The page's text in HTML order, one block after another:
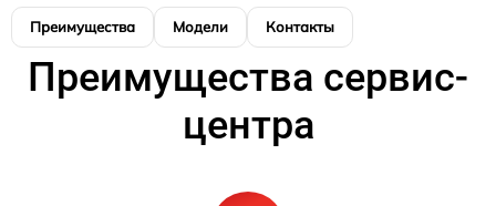
Преимущества Модели Контакты
Преимущества сервис-
центра